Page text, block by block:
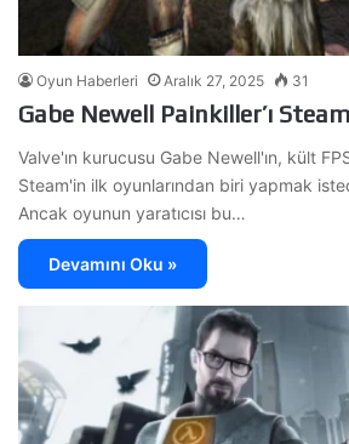
Oyun Haberleri Aralık 27, 2025 31
Gabe Newell Painkiller’ı
Valve'ın kurucusu Gabe Newell'ın, kült
Steam'in ilk oyunlarından biri yapmak
Ancak oyunun yaratıcısı bu…
Devamını Oku »